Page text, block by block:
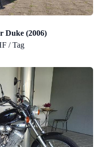
Duke (2006)
/ Tag